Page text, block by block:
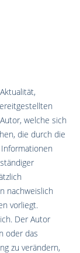
welche sich
die durch die
nachweislich
vorliegt.
Der Autor
oder das
zu verändern,